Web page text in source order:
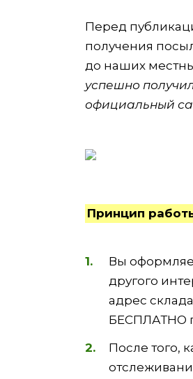
Перед
получения
до наших
успешно
официальный
Принцип
Вы
другого
адрес
БЕСПЛАТНО
После того,